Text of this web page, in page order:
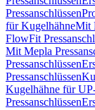
Pressanschlüssen
für KugelhähneMit
FlowFit
Mit Mepla
Pressanschlüssen
Pressanschlüssen
Kugelhähne für
Pressanschlüssen